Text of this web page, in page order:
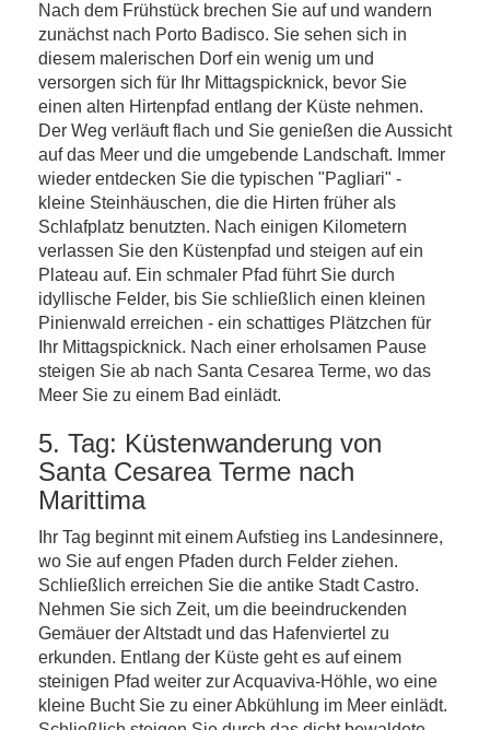
Nach dem Frühstück brechen Sie auf und wandern
zunächst nach Porto Badisco. Sie sehen sich in
diesem malerischen Dorf ein wenig um und
versorgen sich für Ihr Mittagspicknick, bevor Sie
einen alten Hirtenpfad entlang der Küste nehmen.
Der Weg verläuft flach und Sie genießen die Aussicht
auf das Meer und die umgebende Landschaft. Immer
wieder entdecken Sie die typischen "Pagliari" -
kleine Steinhäuschen, die die Hirten früher als
Schlafplatz benutzten. Nach einigen Kilometern
verlassen Sie den Küstenpfad und steigen auf ein
Plateau auf. Ein schmaler Pfad führt Sie durch
idyllische Felder, bis Sie schließlich einen kleinen
Pinienwald erreichen - ein schattiges Plätzchen für
Ihr Mittagspicknick. Nach einer erholsamen Pause
steigen Sie ab nach Santa Cesarea Terme, wo das
Meer Sie zu einem Bad einlädt.
5. Tag: Küstenwanderung von
Santa Cesarea Terme nach
Marittima
Ihr Tag beginnt mit einem Aufstieg ins Landesinnere,
wo Sie auf engen Pfaden durch Felder ziehen.
Schließlich erreichen Sie die antike Stadt Castro.
Nehmen Sie sich Zeit, um die beeindruckenden
Gemäuer der Altstadt und das Hafenviertel zu
erkunden. Entlang der Küste geht es auf einem
steinigen Pfad weiter zur Acquaviva-Höhle, wo eine
kleine Bucht Sie zu einer Abkühlung im Meer einlädt.